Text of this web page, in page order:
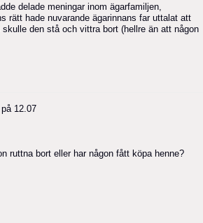
delade meningar inom ägarfamiljen,
rätt hade nuvarande ägarinnans far uttalat att
den stå och vittra bort (hellre än att någon
12.07
ruttna bort eller har någon fått köpa henne?